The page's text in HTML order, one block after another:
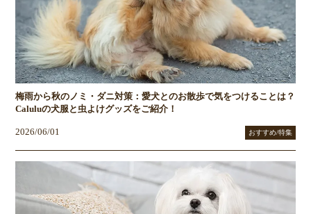
梅雨から秋のノミ・ダニ対策：愛犬とのお散歩で気をつけることは？
Caluluの犬服と虫よけグッズをご紹介！
2026/06/01 おすすめ/特集